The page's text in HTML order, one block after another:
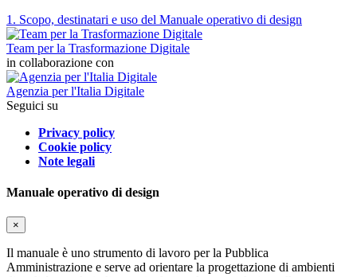
1. Scopo, destinatari e uso del Manuale operativo di design
Team per la Trasformazione Digitale
in collaborazione con
Agenzia per l'Italia Digitale
Seguici su
Privacy policy
Cookie policy
Note legali
Manuale operativo di design
×
Il manuale è uno strumento di lavoro per la Pubblica
Amministrazione e serve ad orientare la progettazione di ambienti